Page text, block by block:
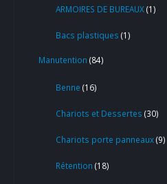
ARMOIRES DE BUREAUX 1
Bacs plastiques 1
Manutention 84
Benne 16
Chariots et Dessertes 30
Chariots porte panneaux 9
Rétention 18